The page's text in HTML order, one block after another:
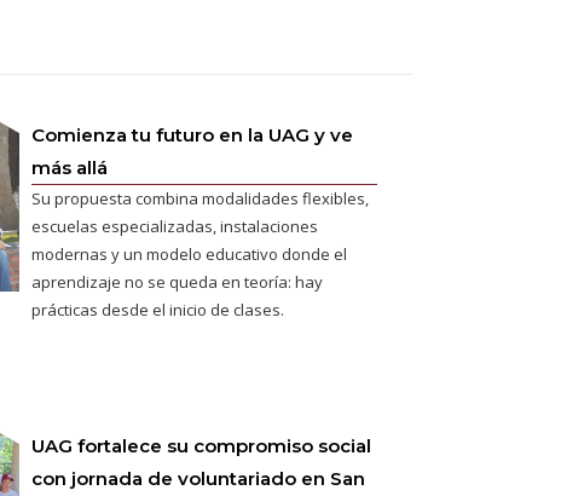
Comienza tu futuro en la UAG y ve
más allá
Su propuesta combina modalidades flexibles,
escuelas especializadas, instalaciones
modernas y un modelo educativo donde el
aprendizaje no se queda en teoría: hay
prácticas desde el inicio de clases.
UAG fortalece su compromiso social
con jornada de voluntariado en San